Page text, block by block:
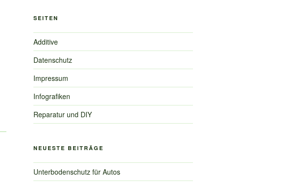
SEITEN
Additive
Datenschutz
Impressum
Infografiken
Reparatur und DIY
NEUESTE BEITRÄGE
Unterbodenschutz für Autos